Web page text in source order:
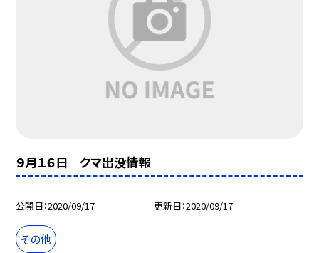
９月１６日 クマ出没情報
公開日 2020/09/17 更新日 2020/09/17
その他